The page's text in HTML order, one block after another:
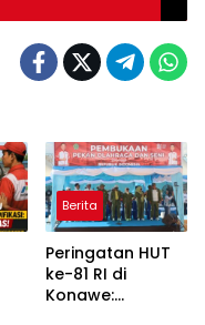
Berita
Peringatan HUT
ke-81 RI di
Konawe: